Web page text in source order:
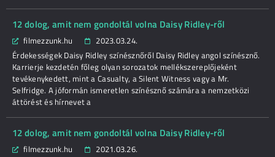
12 dolog, amit nem gondoltál volna Daisy Ridley-ről
filmezzunk.hu
2023.03.24.
Érdekességek Daisy Ridley színésznőről Daisy Ridley angol színésznő.
Karrierje kezdetén főleg olyan sorozatok mellékszereplőjeként
tevékenykedett, mint a Casualty, a Silent Witness vagy a Mr.
Selfridge. A jóformán ismeretlen színésznő számára a nemzetközi
áttörést és hírnevet a
12 dolog, amit nem gondoltál volna Daisy Ridley-ről
filmezzunk.hu
2021.03.26.